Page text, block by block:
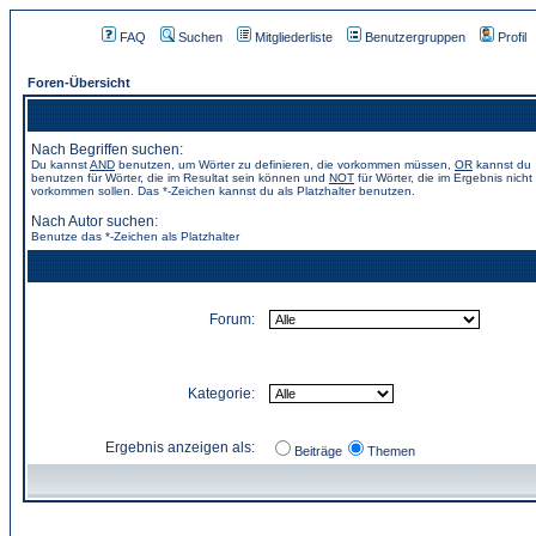
FAQ Suchen Mitgliederliste Benutzergruppen Profil
Foren-Übersicht
Nach Begriffen suchen:
Du kannstAND benutzen, um Wörter zu definieren, die vorkommen müssen, OR kannst du
benutzen für Wörter, die im Resultat sein können und NOT für Wörter, die im Ergebnis nicht
vorkommen sollen. Das *-Zeichen kannst du als Platzhalter benutzen.
Nach Autor suchen:
Benutze das *-Zeichen als Platzhalter
Forum:
Kategorie:
Ergebnis anzeigen als: Beiträge Themen